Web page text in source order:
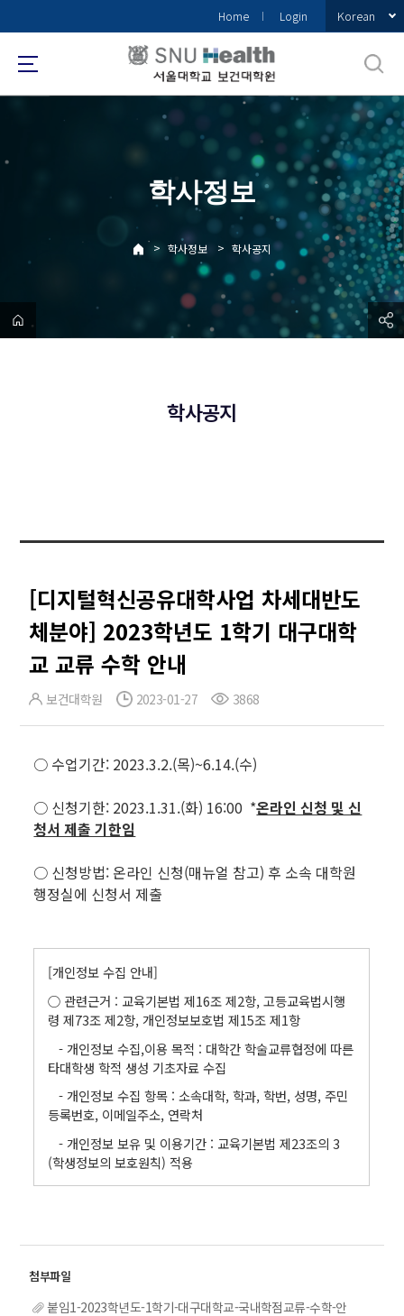
로
메
Home Login Korean
학사정보
> 학사정보 > 학사공지
학사공지
[디지털혁신공유대학사업 차세대반도
체분야] 2023학년도 1학기 대구대학
교 교류 수학 안내
보건대학원 2023-01-27 3868
○ 수업기간: 2023.3.2.(목)~6.14.(수)
○ 신청기한: 2023.1.31.(화) 16:00 *온라인 신청 및 신
청서 제출 기한임
○ 신청방법: 온라인 신청(매뉴얼 참고) 후 소속 대학원
행정실에 신청서 제출
[개인정보 수집 안내]
○ 관련근거 : 교육기본법 제16조 제2항, 고등교육법시행
령 제73조 제2항, 개인정보보호법 제15조 제1항
- 개인정보 수집,이용 목적 : 대학간 학술교류협정에 따른
타대학생 학적 생성 기초자료 수집
- 개인정보 수집 항목 : 소속대학, 학과, 학번, 성명, 주민
등록번호, 이메일주소, 연락처
- 개인정보 보유 및 이용기간 : 교육기본법 제23조의 3
(학생정보의 보호원칙) 적용
붙임1-2023학년도-1학기-대구대학교-국내학점교류-수학-안